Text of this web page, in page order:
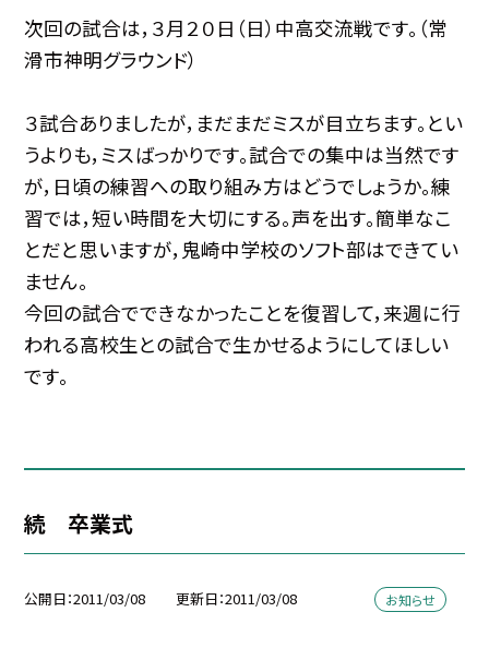
次回の試合は，３月２０日（日）中高交流戦です。（常
滑市神明グラウンド）
３試合ありましたが，まだまだミスが目立ちます。とい
うよりも，ミスばっかりです。試合での集中は当然です
が，日頃の練習への取り組み方はどうでしょうか。練
習では，短い時間を大切にする。声を出す。簡単なこ
とだと思いますが，鬼崎中学校のソフト部はできてい
ません。
今回の試合でできなかったことを復習して，来週に行
われる高校生との試合で生かせるようにしてほしい
です。
続 卒業式
公開日 2011/03/08 更新日 2011/03/08 お知らせ